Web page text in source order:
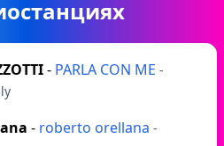
- PARLA CON ME -
- roberto orellana -